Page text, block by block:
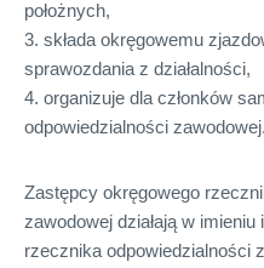
położnych,
3. składa okręgowemu
sprawozdania z działalności,
4. organizuje dla członków
odpowiedzialności zawodowej.
Zastępcy okręgowego
zawodowej działają w
rzecznika odpowiedzialności